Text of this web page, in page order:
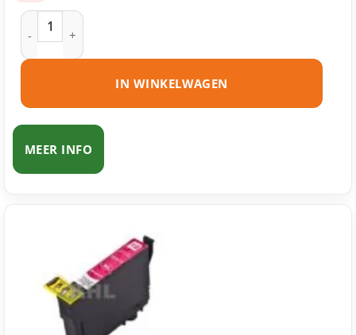
Epson 18 (T1802) inktcartridge cyaan huismerk aantal
IN WINKELWAGEN
MEER INFO